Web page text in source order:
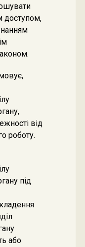
доступом,
від
роботу.
під
або